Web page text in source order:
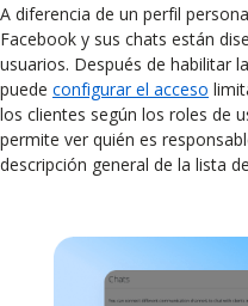
A diferencia de un perfil
Facebook y sus chats están
usuarios. Después de habilitar
puede configurar el acceso
los clientes según los roles de
permite ver quién es
descripción general de la lista